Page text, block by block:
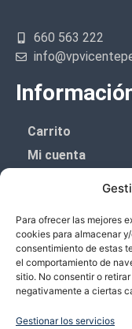
Para ofrecer las mejores
cookies para almacenar
consentimiento de estas
el comportamiento de
sitio. No consentir o
negativamente a ciertas
Gestionar los servicios
660 563 222
Carrito
Mi cuenta
Política de
Boletín de
¡¡Suscríbete y
Te enviaremos